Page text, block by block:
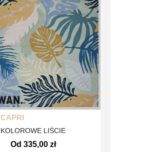
CAPRI
KOLOROWE LIŚCIE
Od 335,00 zł